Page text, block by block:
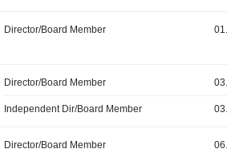
Director/Board Member
Director/Board Member
Independent Dir/Board Member
Director/Board Member